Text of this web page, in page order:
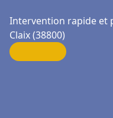
Intervention rapide et
Claix (38800)